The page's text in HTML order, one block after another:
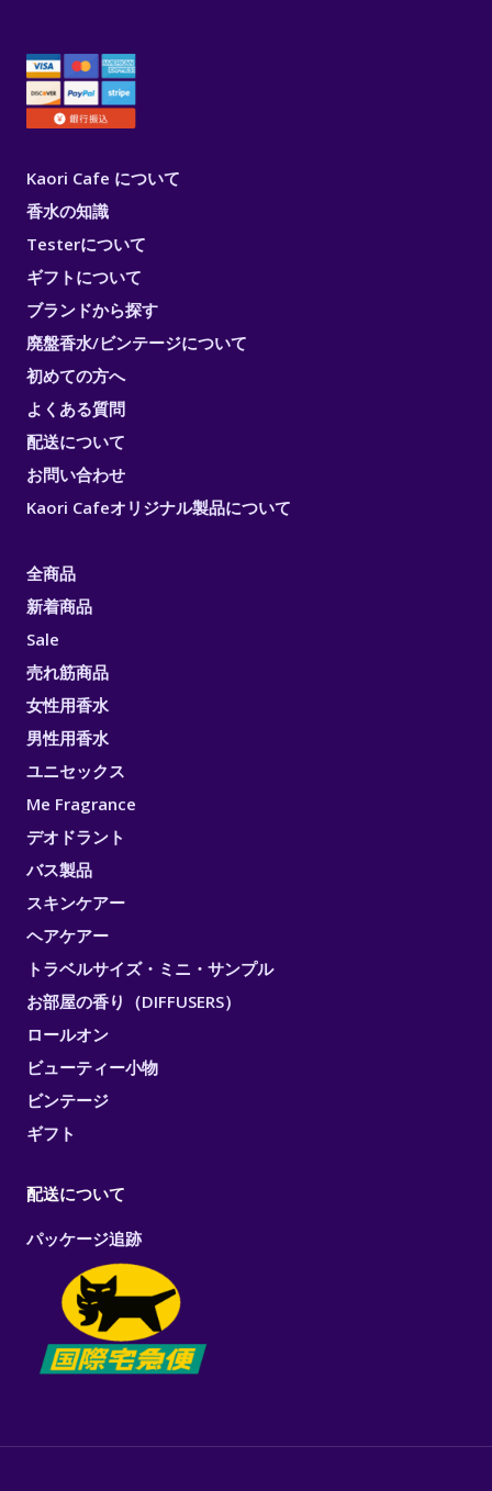
Kaori Cafe について
香水の知識
Testerについて
ギフトについて
ブランドから探す
廃盤香水/ビンテージについて
初めての方へ
よくある質問
配送について
お問い合わせ
Kaori Cafeオリジナル製品について
全商品
新着商品
Sale
売れ筋商品
女性用香水
男性用香水
ユニセックス
Me Fragrance
デオドラント
バス製品
スキンケアー
ヘアケアー
トラベルサイズ・ミニ・サンプル
お部屋の香り（DIFFUSERS）
ロールオン
ビューティー小物
ビンテージ
ギフト
配送について
パッケージ追跡